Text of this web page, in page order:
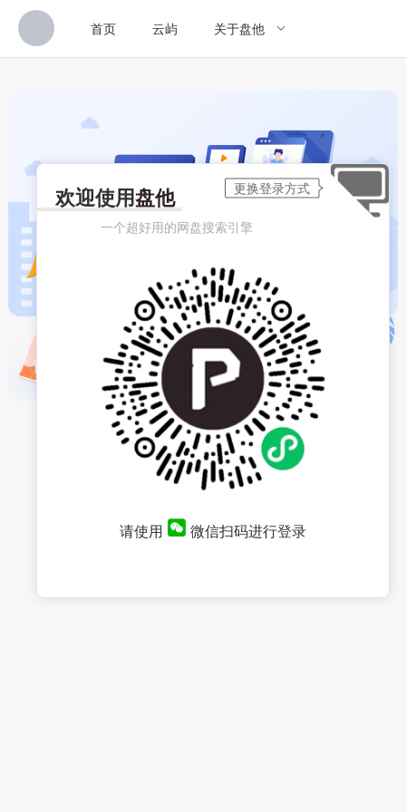
首页 云屿 关于盘他
欢迎使用盘他
一个超好用的网盘搜索引擎
请使用 微信扫码进行登录